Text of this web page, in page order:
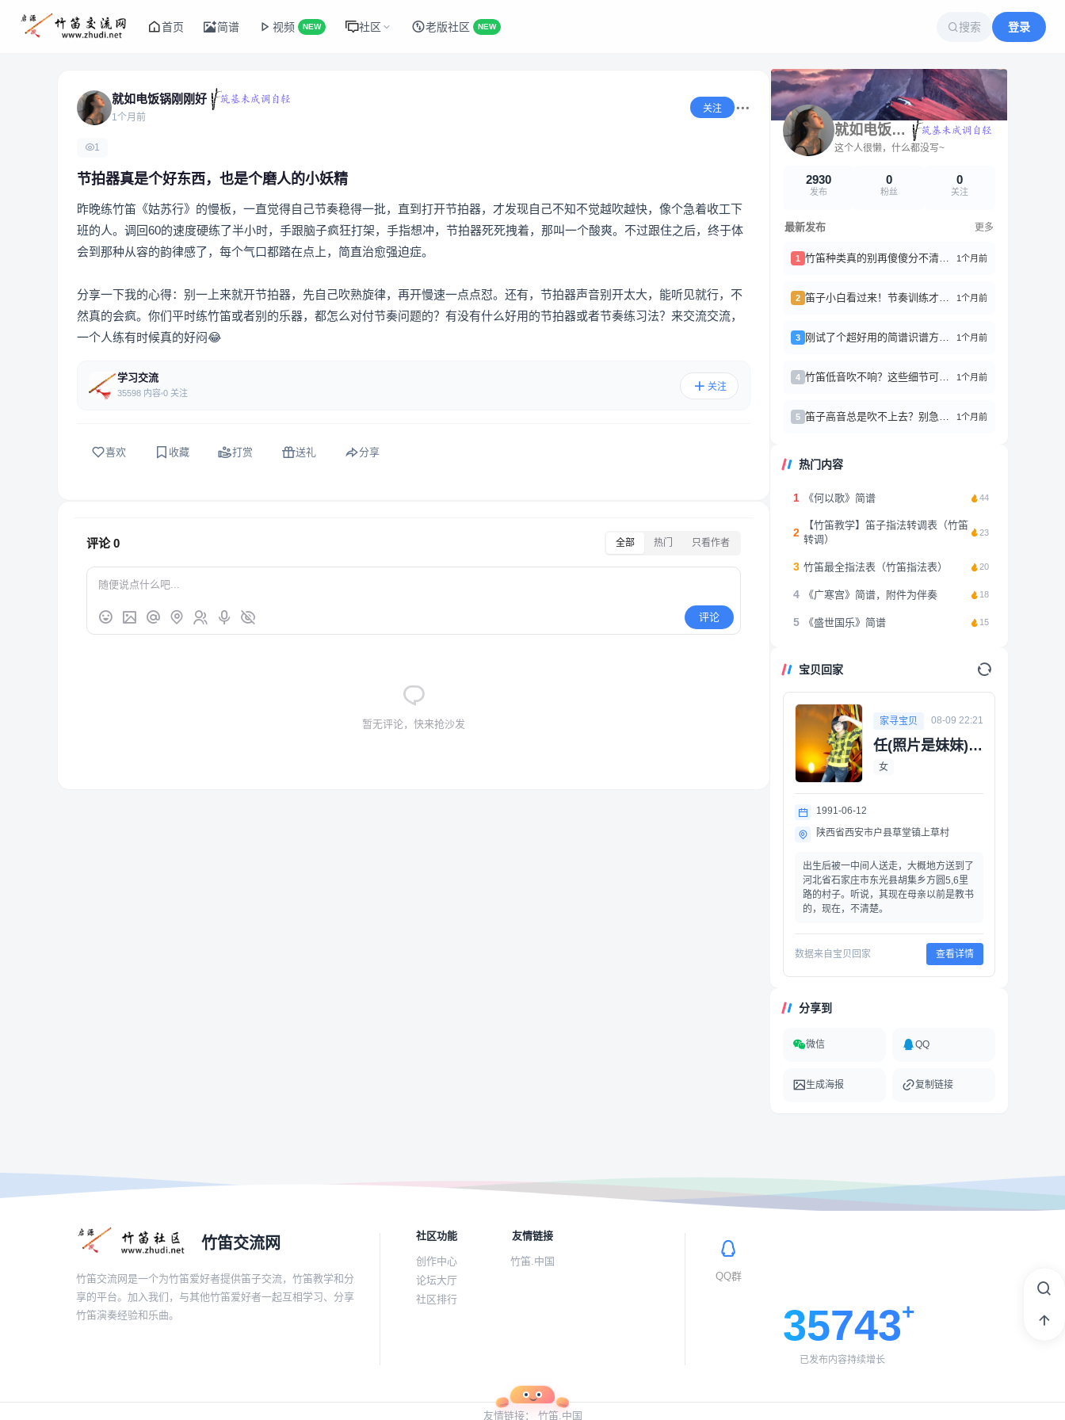
首页 简谱 视频 NEW 社区 老版社区 NEW 搜索 登录
就如电饭锅刚刚好
1个月前
关注
1
节拍器真是个好东西，也是个磨人的小妖精
昨晚练竹笛《姑苏行》的慢板，一直觉得自己节奏稳得一批，直到打开节拍器，才发现自己不知不觉越吹越快，像个急着收工下
班的人。调回60的速度硬练了半小时，手跟脑子疯狂打架，手指想冲，节拍器死死拽着，那叫一个酸爽。不过跟住之后，终于体
会到那种从容的韵律感了，每个气口都踏在点上，简直治愈强迫症。
分享一下我的心得：别一上来就开节拍器，先自己吹熟旋律，再开慢速一点点怼。还有，节拍器声音别开太大，能听见就行，不
然真的会疯。你们平时练竹笛或者别的乐器，都怎么对付节奏问题的？有没有什么好用的节拍器或者节奏练习法？来交流交流，
一个人练有时候真的好闷😂
学习交流
35598 内容 0 关注
关注
喜欢 收藏 打赏 送礼 分享
评论0 全部 热门 只看作者
评论
暂无评论，快来抢沙发
就如电饭锅刚刚好
这个人很懒，什么都没写~
2930
发布
0
粉丝
0
关注
最新发布 更多
1 竹笛种类真的别再傻傻分不清了！分享一点小经验 1个月前
2 笛子小白看过来！节奏训练才是进阶的硬核秘籍 1个月前
3 刚试了个超好用的简谱识谱方法！分享给想学乐器的朋友 1个月前
4 竹笛低音吹不响？这些细节可能90%的人都忽略了 1个月前
5 笛子高音总是吹不上去？别急，我来分享几个亲测有效的小窍门 1个月前
热门内容
1 《何以歌》简谱 44
2
【竹笛教学】笛子指法转调表（竹笛
转调）
23
3 竹笛最全指法表（竹笛指法表） 20
4 《广寒宫》简谱，附件为伴奏 18
5 《盛世国乐》简谱 15
宝贝回家
家寻宝贝 08-09 22:21
任(照片是妹妹)(送养)
女
1991-06-12
陕西省西安市户县草堂镇上草村
出生后被一中间人送走，大概地方送到了
河北省石家庄市东光县胡集乡方圆5,6里
路的村子。听说，其现在母亲以前是教书
的，现在，不清楚。
数据来自宝贝回家 查看详情
分享到
微信 QQ
生成海报 复制链接
竹笛交流网
竹笛交流网是一个为竹笛爱好者提供笛子交流，竹笛教学和分
享的平台。加入我们，与其他竹笛爱好者一起互相学习、分享
竹笛演奏经验和乐曲。
社区功能
创作中心
论坛大厅
社区排行
友情链接
竹笛.中国
QQ群
35743
已发布内容持续增长
友情链接： 竹笛.中国